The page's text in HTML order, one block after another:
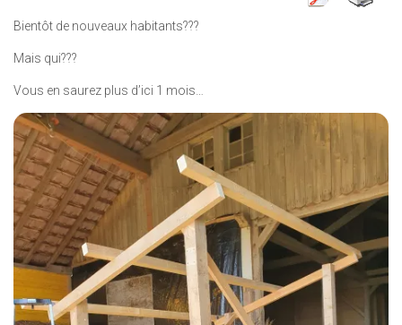
Bientôt de nouveaux habitants???
Mais qui???
Vous en saurez plus d’ici 1 mois…